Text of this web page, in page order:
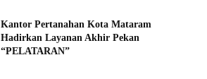
Kantor Pertanahan Kota Mataram
Hadirkan Layanan Akhir Pekan
“PELATARAN”